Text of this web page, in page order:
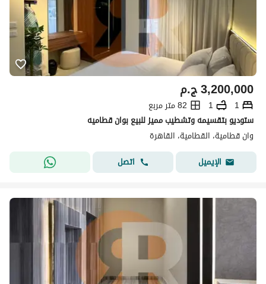
ج.م3,200,000
1
1
82 متر مربع
ستوديو بتقسيمه وتشطيب مميز للبيع بوان قطاميه
وان قطامية، القطامية، القاهرة
الإيميل
اتصل